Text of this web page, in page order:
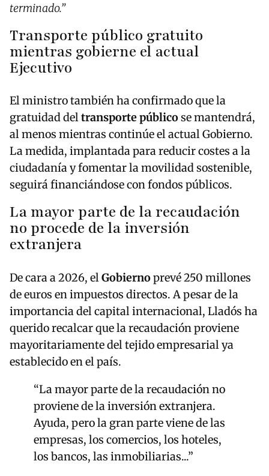
terminado.”
Transporte público gratuito
mientras gobierne el actual
Ejecutivo
El ministro también ha confirmado que la
gratuidad deltransporte públicose mantendrá,
al menos mientras continúe el actual Gobierno.
La medida, implantada para reducir costes a la
ciudadanía y fomentar la movilidad sostenible,
seguirá financiándose con fondos públicos.
La mayor parte de la recaudación
no procede de la inversión
extranjera
De cara a 2026, elGobiernoprevé 250 millones
de euros en impuestos directos. A pesar de la
importancia del capital internacional, Lladós ha
querido recalcar que la recaudación proviene
mayoritariamente del tejido empresarial ya
establecido en el país.
“La mayor parte de la recaudación no
proviene de la inversión extranjera.
Ayuda, pero la gran parte viene de las
empresas, los comercios, los hoteles,
los bancos, las inmobiliarias...”